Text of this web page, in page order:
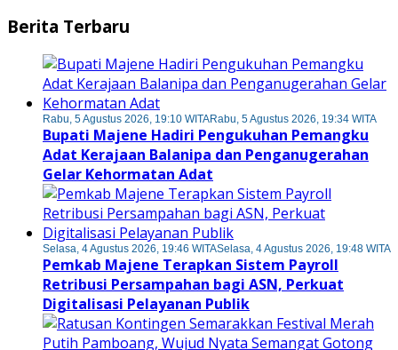
Berita Terbaru
Rabu, 5 Agustus 2026, 19:10 WITARabu, 5 Agustus 2026, 19:34 WITA
Bupati Majene Hadiri Pengukuhan Pemangku
Adat Kerajaan Balanipa dan Penganugerahan
Gelar Kehormatan Adat
Selasa, 4 Agustus 2026, 19:46 WITASelasa, 4 Agustus 2026, 19:48 WITA
Pemkab Majene Terapkan Sistem Payroll
Retribusi Persampahan bagi ASN, Perkuat
Digitalisasi Pelayanan Publik